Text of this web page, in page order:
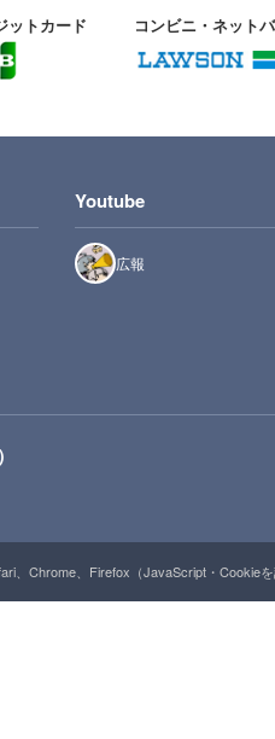
ットカード コンビニ・ネット
Youtube
広報
、Chrome、Firefox（JavaScript・Cookie